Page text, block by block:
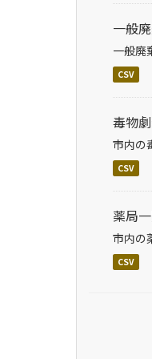
一般
一般廃
CSV
毒物
市内の
CSV
薬局
市内の
CSV